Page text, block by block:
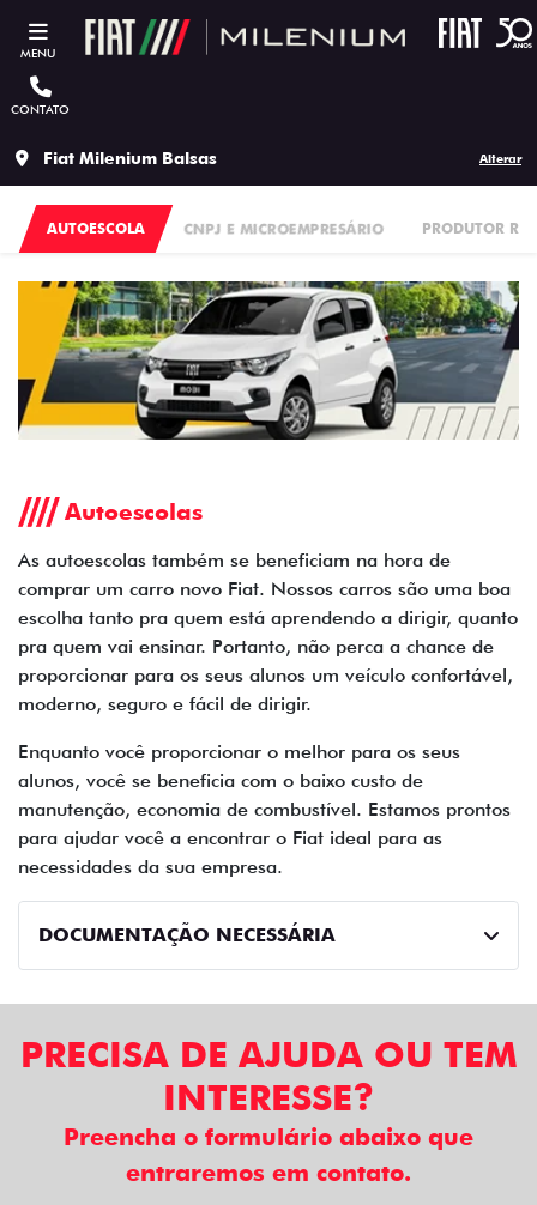
MENU
CONTATO
Fiat Milenium Balsas Alterar
CNPJ E MICROEMPRESÁRIO
AUTOESCOLA PRODUTOR
Autoescolas
As autoescolas também se beneficiam na hora de
comprar um carro novo Fiat. Nossos carros são uma boa
escolha tanto pra quem está aprendendo a dirigir, quanto
pra quem vai ensinar. Portanto, não perca a chance de
proporcionar para os seus alunos um veículo confortável,
moderno, seguro e fácil de dirigir.
Enquanto você proporcionar o melhor para os seus
alunos, você se beneficia com o baixo custo de
manutenção, economia de combustível. Estamos prontos
para ajudar você a encontrar o Fiat ideal para as
necessidades da sua empresa.
DOCUMENTAÇÃO NECESSÁRIA
PRECISA DE AJUDA OU TEM
INTERESSE?
Preencha o formulário abaixo que
entraremos em contato.